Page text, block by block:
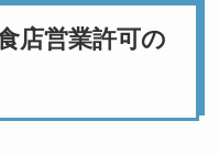
店営業許可の